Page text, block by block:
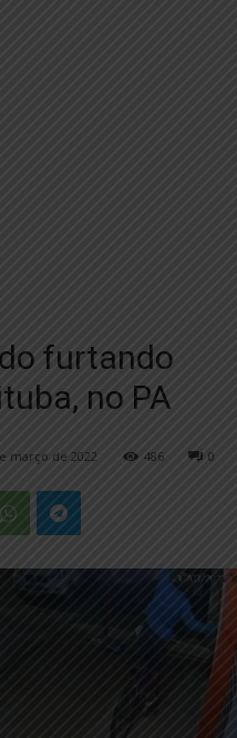
furtando
no PA
março de 2022 0
486